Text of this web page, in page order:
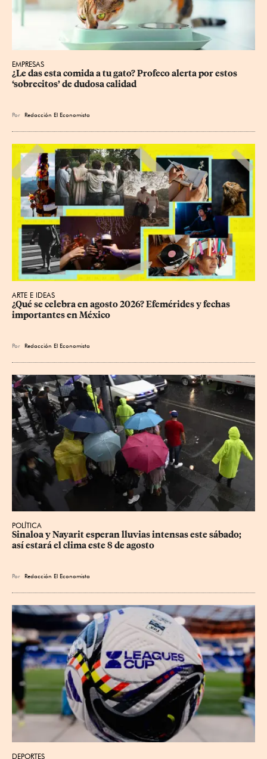
EMPRESAS
¿Le das esta comida a tu gato? Profeco alerta por estos
‘sobrecitos’ de dudosa calidad
Por Redacción El Economista
ARTE E IDEAS
¿Qué se celebra en agosto 2026? Efemérides y fechas
importantes en México
Por Redacción El Economista
POLÍTICA
Sinaloa y Nayarit esperan lluvias intensas este sábado;
así estará el clima este 8 de agosto
Por Redacción El Economista
DEPORTES